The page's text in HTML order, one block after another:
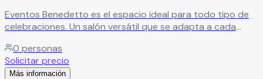
Eventos Benedetto es el espacio ideal para todo tipo de
celebraciones. Un salón versátil que se adapta a cada
evento un momento especial e inolvidable.
0 personas
Solicitar precio
Más información